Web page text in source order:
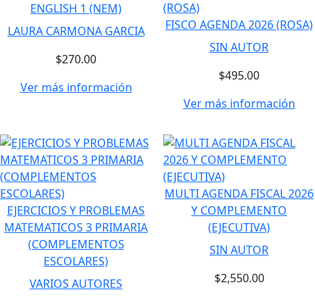
ENGLISH 1 (NEM)
LAURA CARMONA GARCIA
$270.00
Ver más información
FISCO AGENDA 2026 (ROSA)
SIN AUTOR
$495.00
Ver más información
EJERCICIOS Y PROBLEMAS
MATEMATICOS 3 PRIMARIA
(COMPLEMENTOS
ESCOLARES)
VARIOS AUTORES
MULTI AGENDA FISCAL 2026
Y COMPLEMENTO
(EJECUTIVA)
SIN AUTOR
$2,550.00